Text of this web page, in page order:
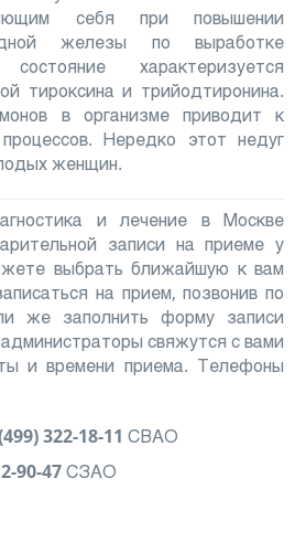
себя при повышении
железы по выработке
характеризуется
тироксина и трийодтиронина.
в организме приводит к
Нередко этот недуг
женщин.
и лечение в Москве
записи на приеме у
выбрать ближайшую к вам
на прием, позвонив по
же заполнить форму записи
свяжутся с вами
и времени приема. Телефоны
322-18-11 СВАО
90-47 СЗАО